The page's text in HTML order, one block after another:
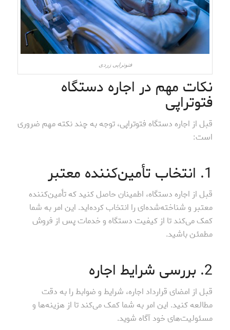
فتوتراپی زردی
نکات مهم در اجاره دستگاه
فتوتراپی
قبل از اجاره دستگاه فتوتراپی، توجه به چند نکته مهم ضروری
است:
1. انتخاب تأمین‌کننده معتبر
قبل از اجاره دستگاه، اطمینان حاصل کنید که تأمین‌کننده
معتبر و شناخته‌شده‌ای را انتخاب کرده‌اید. این امر به شما
کمک می‌کند تا از کیفیت دستگاه و خدمات پس از فروش
مطمئن باشید.
2. بررسی شرایط اجاره
قبل از امضای قرارداد اجاره، شرایط و ضوابط را به دقت
مطالعه کنید. این امر به شما کمک می‌کند تا از هزینه‌ها و
مسئولیت‌های خود آگاه شوید.